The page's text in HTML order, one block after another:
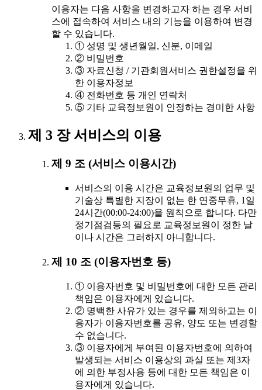
이용자는 다음 사항을 변경하고자 하는 경우 서비
스에 접속하여 서비스 내의 기능을 이용하여 변경
할 수 있습니다.
① 성명 및 생년월일, 신분, 이메일
② 비밀번호
③ 자료신청 / 기관회원서비스 권한설정을 위
한 이용자정보
④ 전화번호 등 개인 연락처
⑤ 기타 교육정보원이 인정하는 경미한 사항
제 3 장 서비스의 이용
제 9 조 (서비스 이용시간)
서비스의 이용 시간은 교육정보원의 업무 및
기술상 특별한 지장이 없는 한 연중무휴, 1일
24시간(00:00-24:00)을 원칙으로 합니다. 다만
정기점검등의 필요로 교육정보원이 정한 날
이나 시간은 그러하지 아니합니다.
제 10 조 (이용자번호 등)
① 이용자번호 및 비밀번호에 대한 모든 관리
책임은 이용자에게 있습니다.
② 명백한 사유가 있는 경우를 제외하고는 이
용자가 이용자번호를 공유, 양도 또는 변경할
수 없습니다.
③ 이용자에게 부여된 이용자번호에 의하여
발생되는 서비스 이용상의 과실 또는 제3자
에 의한 부정사용 등에 대한 모든 책임은 이
용자에게 있습니다.